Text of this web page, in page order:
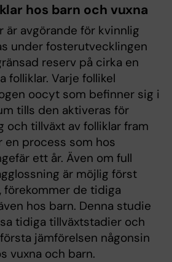
hos barn och vuxna
är avgörande för kvinnlig
under fosterutvecklingen
reserv på cirka en
folliklar. Varje follikel
oocyt som befinner sig i
tills den aktiveras för
och tillväxt av folliklar fram
en process som hos
ett år. Även om full
är möjlig först
de tidiga
hos barn. Denna studie
tidiga tillväxtstadier och
jämförelsen någonsin
vuxna och barn.